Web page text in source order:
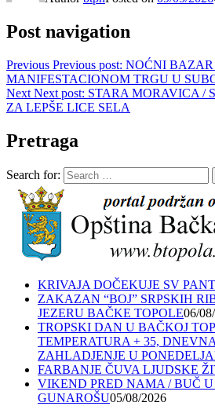
Post navigation
Previous Previous post: NOĆNI
MANIFESTACIONOM TRGU U
Next Next post: STARA MORAVICA /
ZA LEPŠE LICE SELA
Pretraga
Search for:
KRIVAJA DOČEKUJE SV
ZAKAZAN “BOJ” SRPSKIH
JEZERU BAČKE TOPOLE06/
TROPSKI DAN U BAČKOJ
TEMPERATURA + 35,
ZAHLADJENJE U
FARBANJE ČUVA LJUDSKE
VIKEND PRED NAMA / BUČ
GUNAROŠU05/08/2026